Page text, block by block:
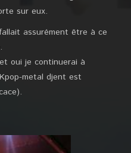
sur eux.
assurément être à ce
oui je continuerai à
metal djent est